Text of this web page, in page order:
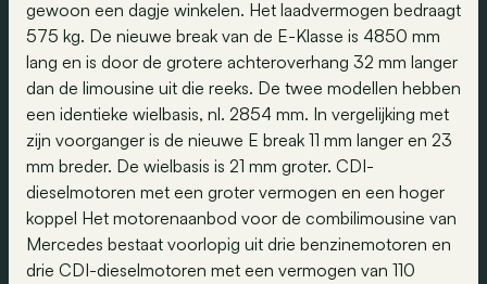
gewoon een dagje winkelen. Het laadvermogen bedraagt
575 kg. De nieuwe break van de E-Klasse is 4850 mm
lang en is door de grotere achteroverhang 32 mm langer
dan de limousine uit die reeks. De twee modellen hebben
een identieke wielbasis, nl. 2854 mm. In vergelijking met
zijn voorganger is de nieuwe E break 11 mm langer en 23
mm breder. De wielbasis is 21 mm groter. CDI-
dieselmotoren met een groter vermogen en een hoger
koppel Het motorenaanbod voor de combilimousine van
Mercedes bestaat voorlopig uit drie benzinemotoren en
drie CDI-dieselmotoren met een vermogen van 110